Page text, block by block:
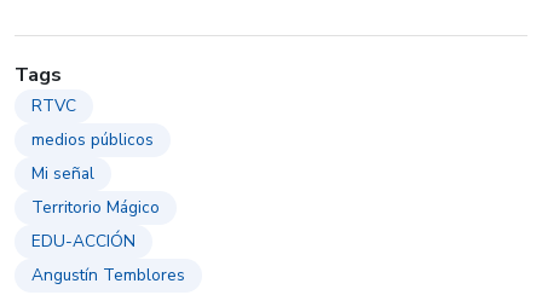
Tags
RTVC
medios públicos
Mi señal
Territorio Mágico
EDU-ACCIÓN
Angustín Temblores